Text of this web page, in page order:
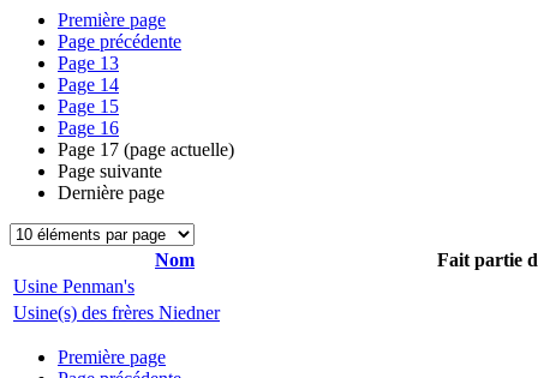
Première page
Page précédente
Page 13
Page 14
Page 15
Page 16
Page 17 (page actuelle)
Page suivante
Dernière page
Nom
Fait partie
Usine Penman's
Usine(s) des frères Niedner
Première page